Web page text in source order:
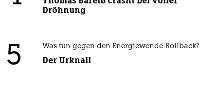
Dröhnung
5 Was tun gegen den Energiewende-Rollback?
Der Urknall